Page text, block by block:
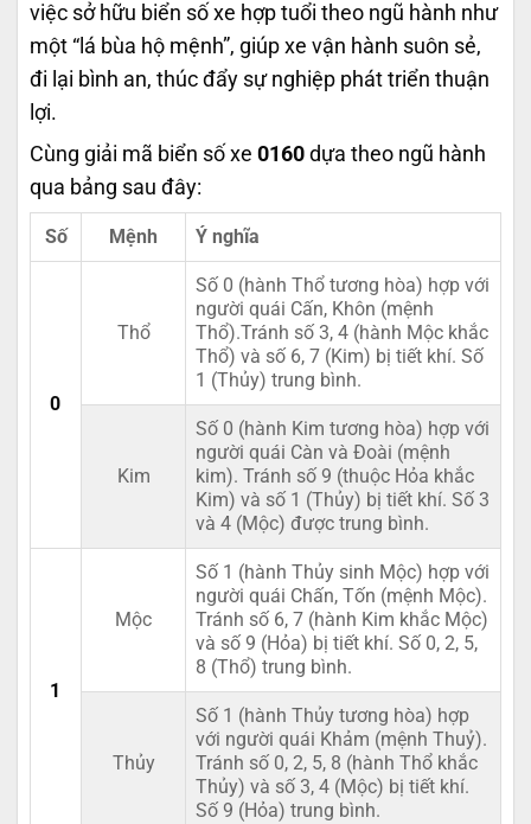
việc sở hữu biển số xe hợp tuổi theo ngũ hành như
một “lá bùa hộ mệnh”, giúp xe vận hành suôn sẻ,
đi lại bình an, thúc đẩy sự nghiệp phát triển thuận
lợi.
Cùng giải mã biển số xe 0160 dựa theo ngũ hành
qua bảng sau đây:
Số Mệnh Ý nghĩa
0
Thổ
Số 0 (hành Thổ tương hòa) hợp với
người quái Cấn, Khôn (mệnh
Thổ).Tránh số 3, 4 (hành Mộc khắc
Thổ) và số 6, 7 (Kim) bị tiết khí. Số
1 (Thủy) trung bình.
Kim
Số 0 (hành Kim tương hòa) hợp với
người quái Càn và Đoài (mệnh
kim). Tránh số 9 (thuộc Hỏa khắc
Kim) và số 1 (Thủy) bị tiết khí. Số 3
và 4 (Mộc) được trung bình.
1
Mộc
Số 1 (hành Thủy sinh Mộc) hợp với
người quái Chấn, Tốn (mệnh Mộc).
Tránh số 6, 7 (hành Kim khắc Mộc)
và số 9 (Hỏa) bị tiết khí. Số 0, 2, 5,
8 (Thổ) trung bình.
Thủy
Số 1 (hành Thủy tương hòa) hợp
với người quái Khảm (mệnh Thuỷ).
Tránh số 0, 2, 5, 8 (hành Thổ khắc
Thủy) và số 3, 4 (Mộc) bị tiết khí.
Số 9 (Hỏa) trung bình.